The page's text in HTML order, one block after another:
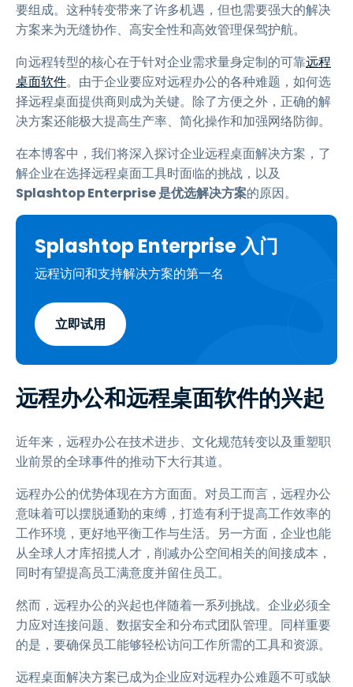
要组成。这种转变带来了许多机遇，但也需要强大的解决
方案来为无缝协作、高安全性和高效管理保驾护航。
向远程转型的核心在于针对企业需求量身定制的可靠远程
桌面软件。由于企业要应对远程办公的各种难题，如何选
择远程桌面提供商则成为关键。除了方便之外，正确的解
决方案还能极大提高生产率、简化操作和加强网络防御。
在本博客中，我们将深入探讨企业远程桌面解决方案，了
解企业在选择远程桌面工具时面临的挑战，以及
Splashtop Enterprise 是优选解决方案的原因。
Splashtop Enterprise 入门
远程访问和支持解决方案的第一名
立即试用
远程办公和远程桌面软件的兴起
近年来，远程办公在技术进步、文化规范转变以及重塑职
业前景的全球事件的推动下大行其道。
远程办公的优势体现在方方面面。对员工而言，远程办公
意味着可以摆脱通勤的束缚，打造有利于提高工作效率的
工作环境，更好地平衡工作与生活。另一方面，企业也能
从全球人才库招揽人才，削减办公空间相关的间接成本，
同时有望提高员工满意度并留住员工。
然而，远程办公的兴起也伴随着一系列挑战。企业必须全
力应对连接问题、数据安全和分布式团队管理。同样重要
的是，要确保员工能够轻松访问工作所需的工具和资源。
远程桌面解决方案已成为企业应对远程办公难题不可或缺